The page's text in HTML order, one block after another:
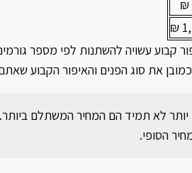
קבוע עשויה להשתנות לפי מספר
את סוג הפנים והאיפור הקבוע
יותר לא תמיד הם המחיר המשתלם ביותר.
הסופי.